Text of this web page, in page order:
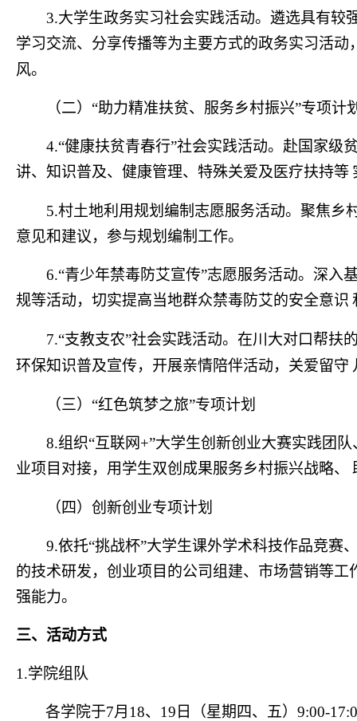
3.大学生政务实习社会实践活动。遴选具有较
学习交流、分享传播等为主要方式的政务实习活动
风。
（二） “助力精准扶贫、服务乡村振兴”专项计
4.“健康扶贫青春行”社会实践活动。赴国家级
讲、知识普及、健康管理、特殊关爱及医疗扶持等
5.村土地利用规划编制志愿服务活动。聚焦乡
意见和建议，参与规划编制工作。
6.“青少年禁毒防艾宣传”志愿服务活动。深入
规等活动，切实提高当地群众禁毒防艾的安全意识
7.“支教支农”社会实践活动。在川大对口帮扶
环保知识普及宣传，开展亲情陪伴活动，关爱留守
（三） “红色筑梦之旅”专项计划
8.组织“互联网+”大学生创新创业大赛实践团
业项目对接，用学生双创成果服务乡村振兴战略、
（四）创新创业专项计划
9.依托“挑战杯”大学生课外学术科技作品竞赛
的技术研发，创业项目的公司组建、市场营销等
强能力。
三、活动方式
1.学院组队
各学院于7月 18、 19 日（星期四、五） 9:00-